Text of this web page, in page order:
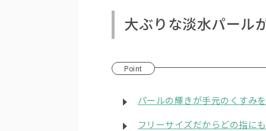
大ぶりな淡水パール
Point
パールの輝きが手元のくすみ
フリーサイズだからどの指に